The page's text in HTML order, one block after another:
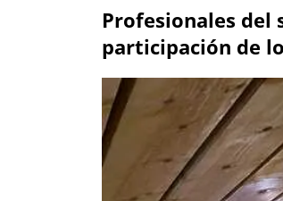
Profesionales del
participación de